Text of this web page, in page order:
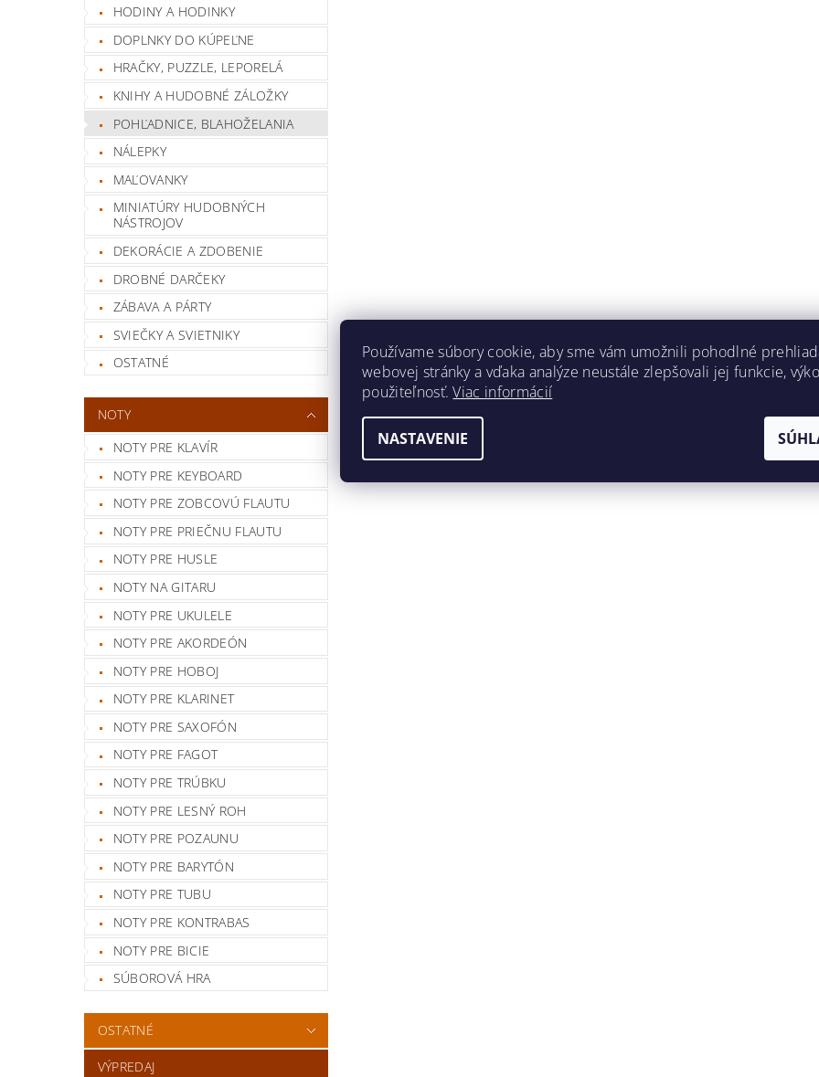
HODINY A HODINKY
DOPLNKY DO KÚPEĽNE
HRAČKY, PUZZLE, LEPORELÁ
KNIHY A HUDOBNÉ ZÁLOŽKY
POHĽADNICE, BLAHOŽELANIA
NÁLEPKY
MAĽOVANKY
MINIATÚRY HUDOBNÝCH
NÁSTROJOV
DEKORÁCIE A ZDOBENIE
DROBNÉ DARČEKY
ZÁBAVA A PÁRTY
SVIEČKY A SVIETNIKY
OSTATNÉ
NOTY
NOTY PRE KLAVÍR
NOTY PRE KEYBOARD
NOTY PRE ZOBCOVÚ FLAUTU
NOTY PRE PRIEČNU FLAUTU
NOTY PRE HUSLE
NOTY NA GITARU
NOTY PRE UKULELE
NOTY PRE AKORDEÓN
NOTY PRE HOBOJ
NOTY PRE KLARINET
NOTY PRE SAXOFÓN
NOTY PRE FAGOT
NOTY PRE TRÚBKU
NOTY PRE LESNÝ ROH
NOTY PRE POZAUNU
NOTY PRE BARYTÓN
NOTY PRE TUBU
NOTY PRE KONTRABAS
NOTY PRE BICIE
SÚBOROVÁ HRA
OSTATNÉ
VÝPREDAJ
Používame súbory cookie, aby sme vám umožnili pohodlné
webovej stránky a vďaka analýze neustále zlepšovali jej funkcie,
použiteľnosť.Viac informácií
NASTAVENIE